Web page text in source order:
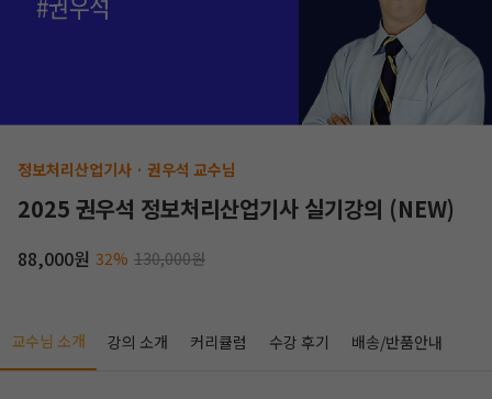
정보처리산업기사 · 권우석 교수님
2025 권우석 정보처리산업기사 실기강의 (NEW)
88,000원 32% 130,000원
교수님 소개 강의 소개 커리큘럼 수강 후기 배송/반품안내